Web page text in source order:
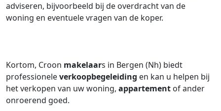
adviseren, bijvoorbeeld bij de overdracht van de
woning en eventuele vragen van de koper.
Kortom, Croon makelaars in Bergen (Nh) biedt
professioneleverkoopbegeleiding en kan u helpen bij
het verkopen van uw woning, appartement of ander
onroerend goed.